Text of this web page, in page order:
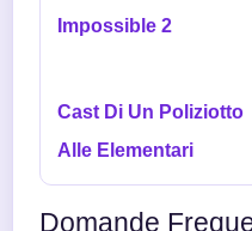
Impossible 2
Cast Di Un Poliziotto
Alle Elementari
Domande